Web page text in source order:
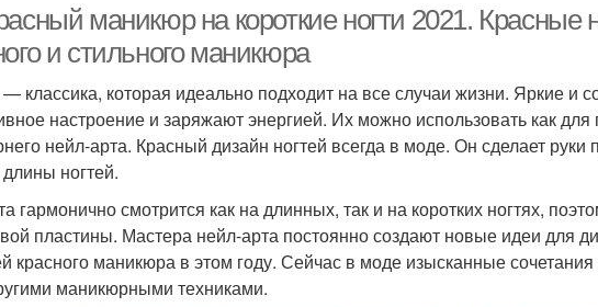
маникюр на короткие ногти 2021. Красные
и стильного маникюра
классика, которая идеально подходит на все случаи жизни. Яркие и
настроение и заряжают энергией. Их можно использовать как
нейл-арта. Красный дизайн ногтей всегда в моде. Он сделает руки
ногтей.
гармонично смотрится как на длинных, так и на коротких ногтях,
пластины. Мастера нейл-арта постоянно создают новые идеи для
красного маникюра в этом году. Сейчас в моде изысканные
маникюрными техниками.